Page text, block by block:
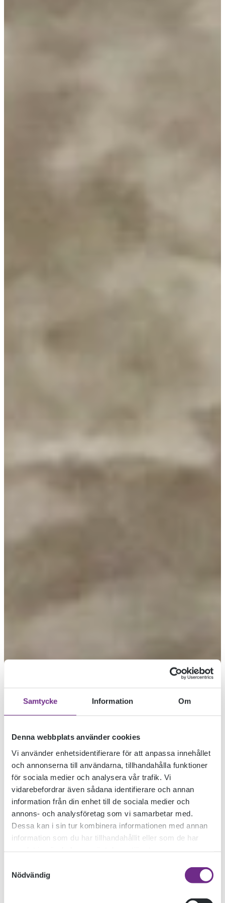
Samtycke Information Om
Denna webbplats använder cookies
Vi använder enhetsidentifierare för att anpassa innehållet
och annonserna till användarna, tillhandahålla funktioner
för sociala medier och analysera vår trafik. Vi
vidarebefordrar även sådana identifierare och annan
information från din enhet till de sociala medier och
annons- och analysföretag som vi samarbetar med.
Dessa kan i sin tur kombinera informationen med annan
information som du har tillhandahållit eller som de har
Nödvändig
MOMO –
PÅGÅR PÅ
2021-03-09